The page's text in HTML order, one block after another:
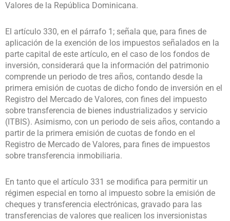
Valores de la República Dominicana.
El artículo 330, en el párrafo 1; señala que, para fines de
aplicación de la exención de los impuestos señalados en la
parte capital de este artículo, en el caso de los fondos de
inversión, considerará que la información del patrimonio
comprende un periodo de tres años, contando desde la
primera emisión de cuotas de dicho fondo de inversión en el
Registro del Mercado de Valores, con fines del impuesto
sobre transferencia de bienes industrializados y servicio
(ITBIS). Asimismo, con un periodo de seis años, contando a
partir de la primera emisión de cuotas de fondo en el
Registro de Mercado de Valores, para fines de impuestos
sobre transferencia inmobiliaria.
En tanto que el artículo 331 se modifica para permitir un
régimen especial en torno al impuesto sobre la emisión de
cheques y transferencia electrónicas, gravado para las
transferencias de valores que realicen los inversionistas